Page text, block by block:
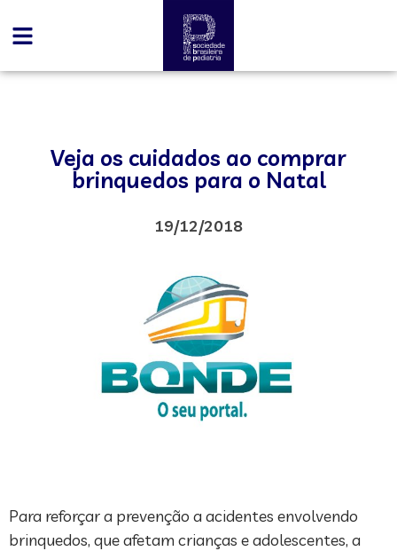
Veja os cuidados ao comprar
brinquedos para o Natal
19/12/2018
Para reforçar a prevenção a acidentes envolvendo
brinquedos, que afetam crianças e adolescentes, a